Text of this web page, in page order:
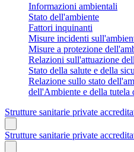
Informazioni ambientali
Stato dell'ambiente
Fattori inquinanti
Misure incidenti
Misure a protezione
Relazioni sull'attuazione
Stato della salute e della
Relazione sullo stato
dell'Ambiente e della tutela
Strutture sanitarie private
Strutture sanitarie private